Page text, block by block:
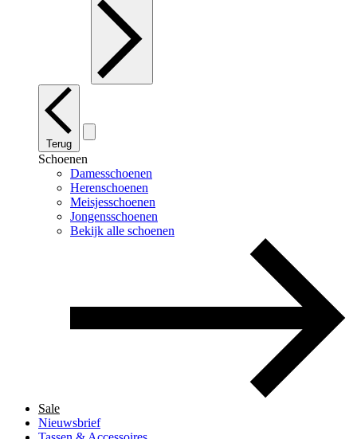
Terug
Schoenen
Damesschoenen
Herenschoenen
Meisjesschoenen
Jongensschoenen
Bekijk alle schoenen
Sale
Nieuwsbrief